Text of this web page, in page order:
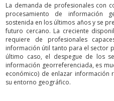
La demanda de profesionales con
procesamiento de información
sostenida en los últimos años y se
futuro cercano. La creciente
requiere de profesionales
información útil tanto para el sector
último caso, el despegue de los
información georreferenciada, es
económico) de enlazar información
su entorno geográfico.